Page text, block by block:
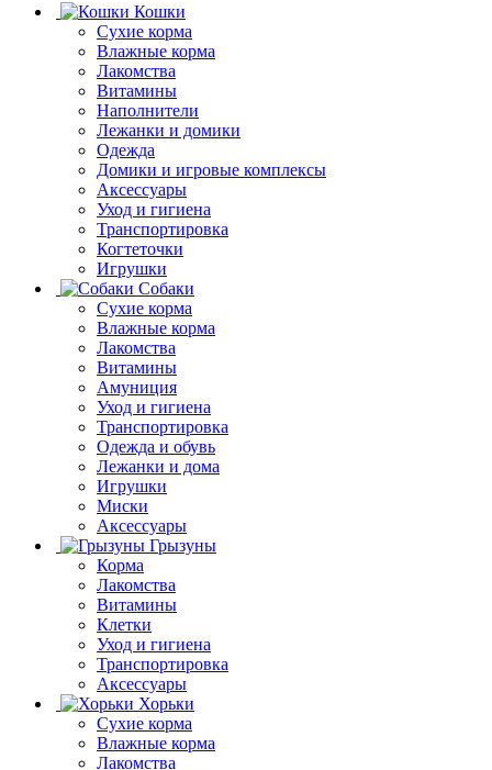
Кошки
Сухие корма
Влажные корма
Лакомства
Витамины
Наполнители
Лежанки и домики
Одежда
Домики и игровые комплексы
Аксессуары
Уход и гигиена
Транспортировка
Когтеточки
Игрушки
Собаки
Сухие корма
Влажные корма
Лакомства
Витамины
Амуниция
Уход и гигиена
Транспортировка
Одежда и обувь
Лежанки и дома
Игрушки
Миски
Аксессуары
Грызуны
Корма
Лакомства
Витамины
Клетки
Уход и гигиена
Транспортировка
Аксессуары
Хорьки
Сухие корма
Влажные корма
Лакомства